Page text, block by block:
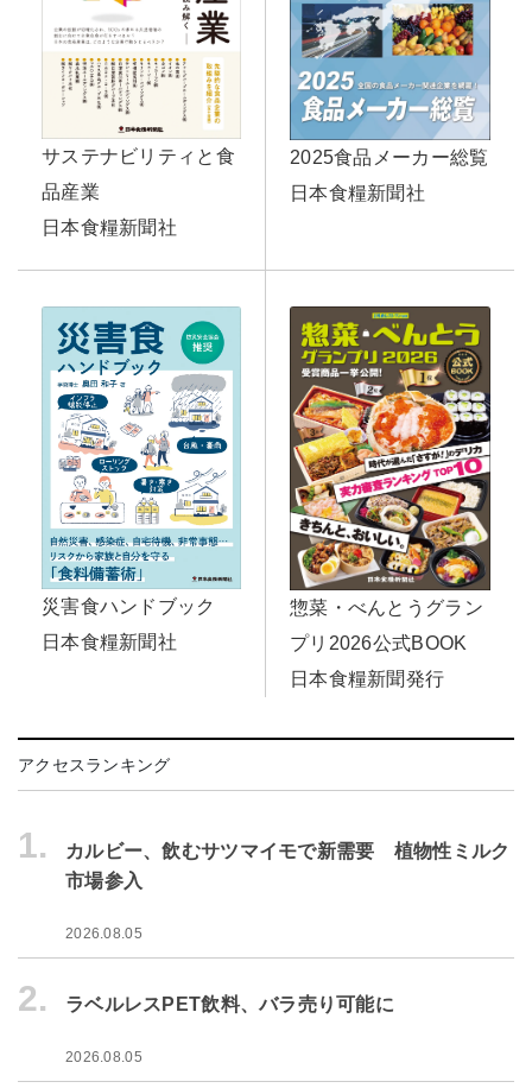
サステナビリティと食
品産業
日本食糧新聞社
2025食品メーカー総覧
日本食糧新聞社
災害食ハンドブック
日本食糧新聞社
惣菜・べんとうグラン
プリ2026公式BOOK
日本食糧新聞発行
アクセスランキング
1.
カルビー、飲むサツマイモで新需要 植物性ミルク
市場参入
2026.08.05
2. ラベルレスPET飲料、バラ売り可能に
2026.08.05